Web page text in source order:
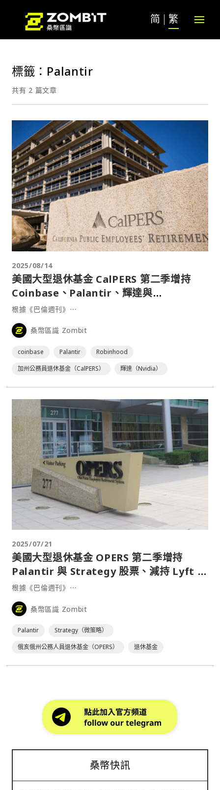
简 繁
標籤：Palantir
共有 2 篇文章
2025/08/14
美國大型退休基金 CalPERS 第二季增持
Coinbase、Palantir、輝達與
Robinhood 股票
根據《巴倫週刊》⋯
桑幣區識 Zombit
coinbase Palantir
Robinhood
加州公務員退休基金（CalPERS）
輝達（Nvidia）
2025/07/21
美國大型退休基金 OPERS 第二季增持
Palantir 與 Strategy 股票、減持 Lyft 股
票
根據《巴倫週刊》⋯
桑幣區識 Zombit
Palantir
Strategy（微策略）
俄亥俄州公務人員退休基金（OPERS）
退休基金
桑幣快訊